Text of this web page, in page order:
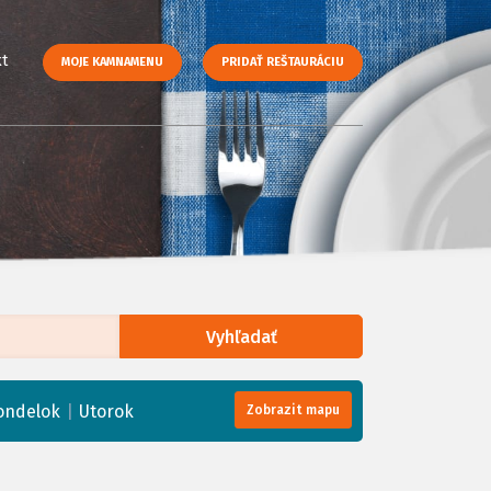
MOJE KAMNAMENU PRIDAŤ REŠTAURÁCIU
Vyhľadať
Utorok Zobrazit mapu